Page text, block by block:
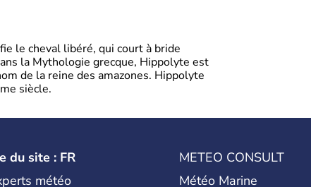
le cheval libéré, qui court à bride
la Mythologie grecque, Hippolyte est
de la reine des amazones. Hippolyte
siècle.
du site : FR
météo
METEO CONSULT
Météo Marine